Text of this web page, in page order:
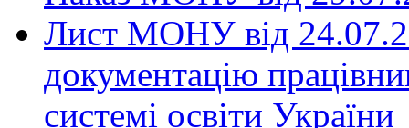
Лист МОНУ від
документацію
системі освіти України